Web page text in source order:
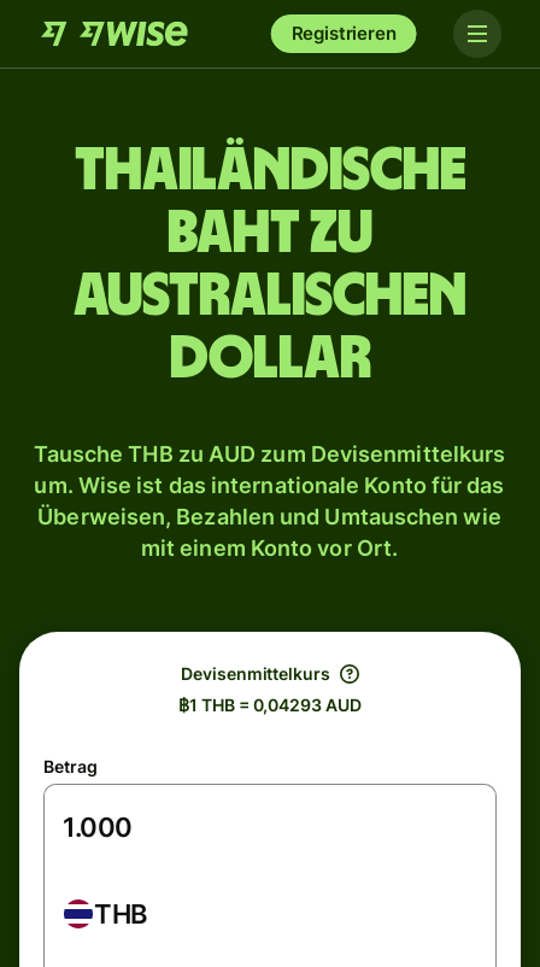
Registrieren
Thailändische
Baht zu
australischen
Dollar
Tausche THB zu AUD zum Devisenmittelkurs
um. Wise ist das internationale Konto für das
Überweisen, Bezahlen und Umtauschen wie
mit einem Konto vor Ort.
Devisenmittelkurs
฿1 THB = 0,04293 AUD
Betrag
THB